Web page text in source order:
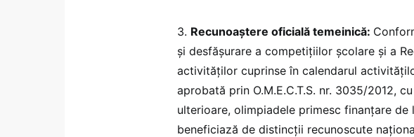
3. Recunoaştere oficială temeinică:
şi desfăşurare a competițiilor şcolare şi a
activităților cuprinse în calendarul
aprobată prin O.M.E.C.T.S. nr. 3035/2012,
ulterioare, olimpiadele primesc finanțare
beneficiază de distincții recunoscute